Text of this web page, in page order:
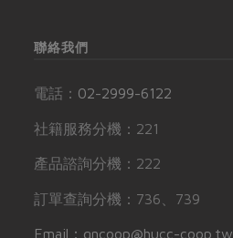
聯絡我們
電話： 02-2999-6122
社籍服務分機：221
產品諮詢分機：222
訂單查詢分機：736、739
Email：gncoop@hucc-coop.tw